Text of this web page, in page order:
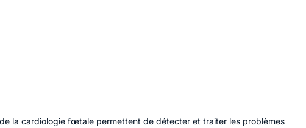
la cardiologie fœtale permettent de détecter et traiter les problèmes